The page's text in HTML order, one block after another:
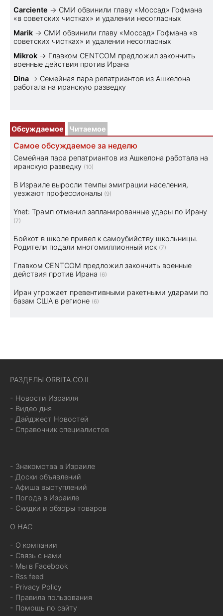
Carciente → СМИ обвинили главу «Моссад» Гофмана
«в советских чистках» и удалении несогласных
Marik → СМИ обвинили главу «Моссад» Гофмана «в
советских чистках» и удалении несогласных
Mikrok → Главком CENTCOM предложил закончить
военные действия против Ирана
Dina → Семейная пара репатриантов из Ашкелона
работала на иранскую разведку
Обсуждаемое Читаемое
Самое обсуждаемое за неделю
Семейная пара репатриантов из Ашкелона работала на
иранскую разведку (10)
В Израиле выросли темпы эмиграции населения,
уезжают профессионалы (9)
Ynet: Трамп отменил запланированные удары по Ирану
(7)
Бойкот в школе привел к самоубийству школьницы.
Родители подали многомиллионный иск (7)
Главком CENTCOM предложил закончить военные
действия против Ирана (6)
Иран угрожает превентивными ракетными ударами по
базам США в регионе (6)
РАЗДЕЛЫ ORBITA.CO.IL
- Новости Израиля
- Видео дня
- Дайджест Новостей
- Справочник специалистов
- Знакомства в Израиле
- Доски объявлений
- Афиша выступлений
- Погода в Израиле
- Скидки и обзоры товаров
О НАС
- О компании
- Связь с нами
- Мы в Facebook
- Rss feed
- Privacy Policy
- Правила пользования
- Помощь по сайту